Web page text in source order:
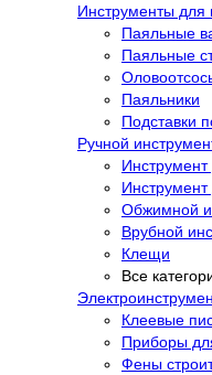
Инструменты для
Паяльные
Паяльные
Паяльники
Подставки
Ручной
Инструмент
Обжимной
Врубной
Клещи
Все
Клеевые
Приборы
Фены